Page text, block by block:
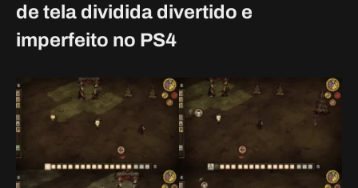
de tela dividida divertido e
imperfeito no PS4